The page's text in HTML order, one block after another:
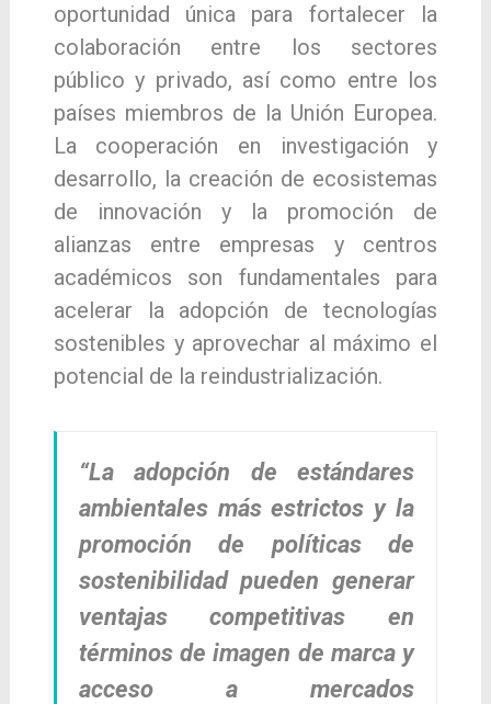
oportunidad única para fortalecer la
colaboración entre los sectores
público y privado, así como entre los
países miembros de la Unión Europea.
La cooperación en investigación y
desarrollo, la creación de ecosistemas
de innovación y la promoción de
alianzas entre empresas y centros
académicos son fundamentales para
acelerar la adopción de tecnologías
sostenibles y aprovechar al máximo el
potencial de la reindustrialización.
“La adopción de estándares
ambientales más estrictos y la
promoción de políticas de
sostenibilidad pueden generar
ventajas competitivas en
términos de imagen de marca y
acceso a mercados